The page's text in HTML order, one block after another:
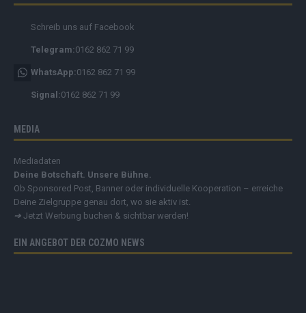
Schreib uns auf Facebook
Telegram:0162 862 71 99
WhatsApp:0162 862 71 99
Signal:0162 862 71 99
MEDIA
Mediadaten
Deine Botschaft. Unsere Bühne.
Ob Sponsored Post, Banner oder individuelle Kooperation – erreiche
Deine Zielgruppe genau dort, wo sie aktiv ist.
➔ Jetzt Werbung buchen & sichtbar werden!
EIN ANGEBOT DER COZMO NEWS